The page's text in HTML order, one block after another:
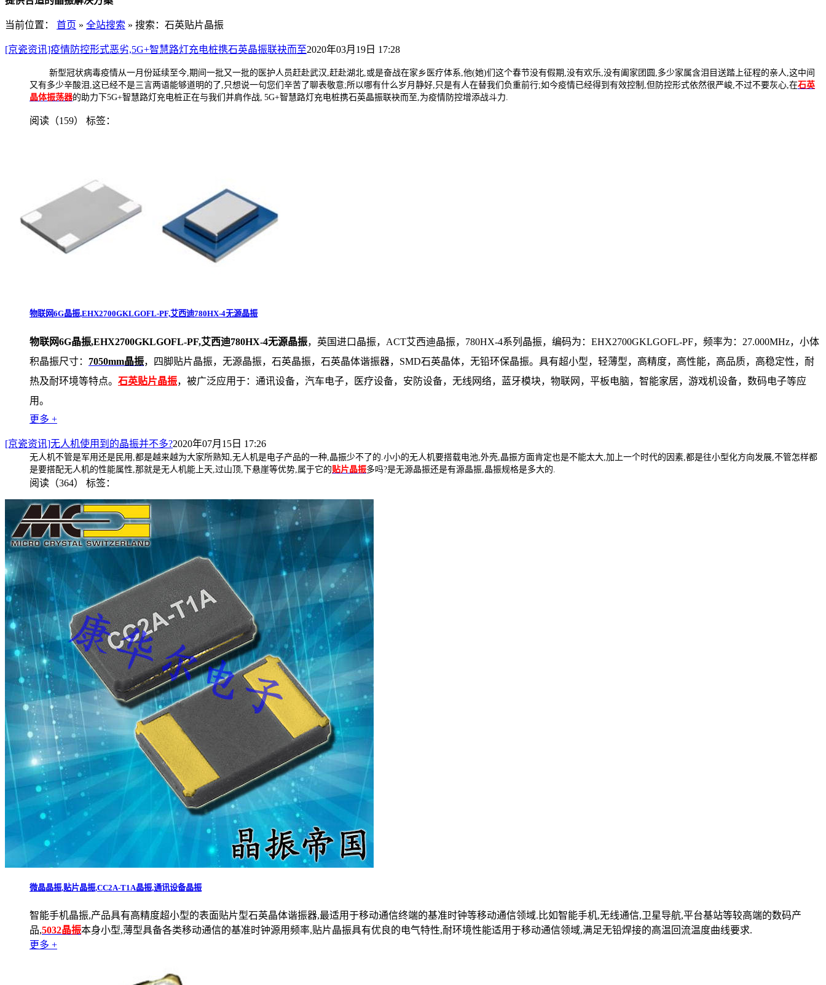
当前位置： 首页 » 全站搜索 » 搜索：石英贴片晶振
[京瓷资讯]疫情防控形式恶劣,5G+智慧路灯充电桩携石英晶振联袂而至2020年03月19日 17:28
新型冠状病毒疫情从一月份延续至今 期间一批又一批的医护人员赶赴武汉 赶赴湖北 或是奋战在家乡医疗体系 他(她)们这个春节没有假期 没有欢乐 没有阖家团圆 多少家属含泪目送踏上征程的亲人 这中间
又有多少辛酸泪 这已经不是三言两语能够道明的了 只想说一句您们辛苦了聊表敬意;所以哪有什么岁月静好 只是有人在替我们负重前行;如今疫情已经得到有效控制 但防控形式依然很严峻 不过不要灰心 在石英
晶体振荡器的助力下5G+智慧路灯充电桩正在与我们并肩作战 , 5G+智慧路灯充电桩携石英晶振联袂而至 为疫情防控增添战斗力
阅读（159） 标签：
物联网6G晶振,EHX2700GKLGOFL‐PF,艾西迪780HX‐4无源晶振
物联网6G晶振,EHX2700GKLGOFL‐PF,艾西迪780HX‐4无源晶振， 英国进口晶振，ACT艾西迪晶振， 780HX-4系列晶振，编码为： EHX2700GKLGOFL‐PF，频率为：27.000MHz，小体
积晶振尺寸： 7050mm晶振，四脚贴片晶振，无源晶振，石英晶振，石英晶体谐振器，SMD石英晶体，无铅环保晶振。具有超小型，轻薄型，高精度，高性能，高品质，高稳定性，耐
热及耐环境等特点。 石英贴片晶振，被广泛应用于：通讯设备，汽车电子，医疗设备，安防设备，无线网络，蓝牙模块，物联网，平板电脑，智能家居，游戏机设备，数码电子等应
用。
更多 +
[京瓷资讯]无人机使用到的晶振并不多?2020年07月15日 17:26
无人机不管是军用还是民用,都是越来越为大家所熟知,无人机是电子产品的一种,晶振少不了的.小小的无人机要搭载电池,外壳,晶振方面肯定也是不能太大,加上一个时代的因素,都是往小型化方向发展,不管怎样都
是要搭配无人机的性能属性,那就是无人机能上天,过山顶,下悬崖等优势,属于它的贴片晶振多吗?是无源晶振还是有源晶振,晶振规格是多大的.
阅读（364） 标签：
微晶晶振,贴片晶振,CC2A-T1A晶振,通讯设备晶振
智能手机晶振,产品具有高精度超小型的表面贴片型石英晶体谐振器,最适用于移动通信终端的基准时钟等移动通信领域.比如智能手机,无线通信,卫星导航,平台基站等较高端的数码产
品,5032晶振本身小型,薄型具备各类移动通信的基准时钟源用频率,贴片晶振具有优良的电气特性,耐环境性能适用于移动通信领域,满足无铅焊接的高温回流温度曲线要求.
更多 +